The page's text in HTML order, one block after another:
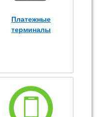
Платежные
терминалы